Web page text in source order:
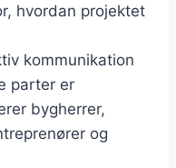
hvordan projektet
kommunikation
parter er
bygherrer,
og